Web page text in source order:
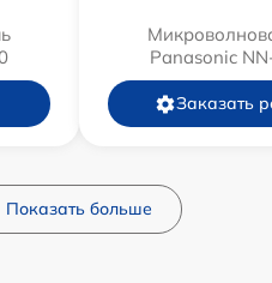
Panasonic
Заказать
Показать больше